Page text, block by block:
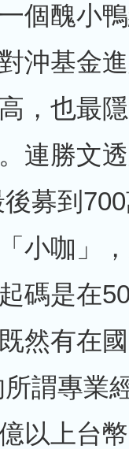
個醜小
沖基金
，也最
連勝文
募到
小咖」
碼是在
然有在
謂專業
以上台